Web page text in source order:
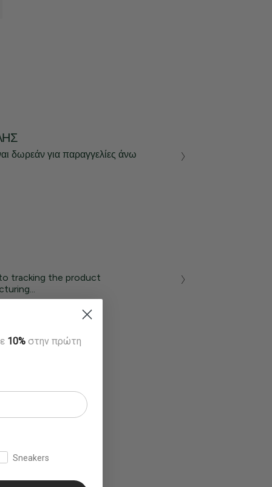
δωρεάν για παραγγελίες άνω
tracking the product
10% στην πρώτη
Sneakers